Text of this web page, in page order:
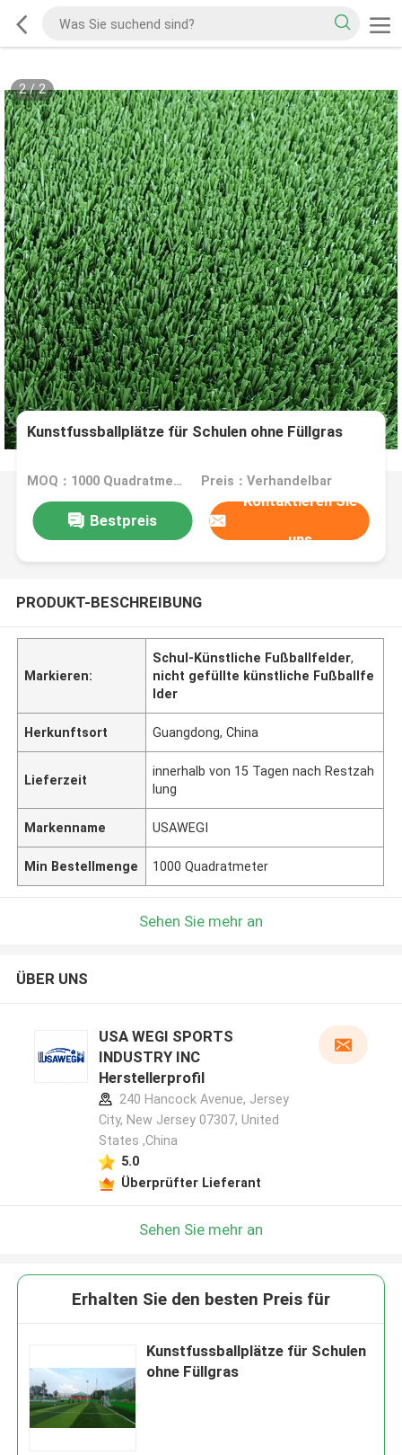
2/2
Kunstfussballplätze für Schulen ohne Füllgras
MOQ：1000 Quadratmeter Preis：Verhandelbar
Bestpreis
Kontaktieren Sie
uns
PRODUKT-BESCHREIBUNG
Markieren:
Schul-Künstliche Fußballfelder,
nicht gefüllte künstliche Fußballfe
lder
Herkunftsort Guangdong, China
Lieferzeit
innerhalb von 15 Tagen nach Restzah
lung
Markenname USAWEGI
Min Bestellmenge 1000 Quadratmeter
Sehen Sie mehr an
ÜBER UNS
USA WEGI SPORTS
INDUSTRY INC
Herstellerprofil
240 Hancock Avenue, Jersey
City, New Jersey 07307, United
States ,China
5.0
Überprüfter Lieferant
Sehen Sie mehr an
Erhalten Sie den besten Preis für
Kunstfussballplätze für Schulen
ohne Füllgras